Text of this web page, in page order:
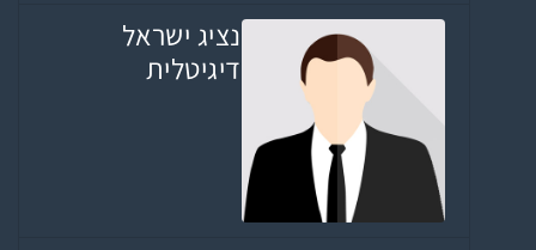
נציג ישראל
דיגיטלית